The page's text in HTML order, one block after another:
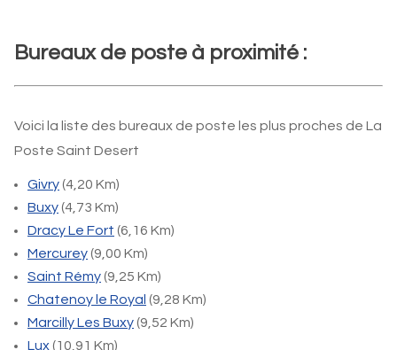
Bureaux de poste à proximité :
Voici la liste des bureaux de poste les plus proches de La
Poste Saint Desert
Givry(4,20 Km)
Buxy(4,73 Km)
Dracy Le Fort (6,16 Km)
Mercurey(9,00 Km)
Saint Rémy(9,25 Km)
Chatenoy le Royal (9,28 Km)
Marcilly Les Buxy(9,52 Km)
Lux(10,91 Km)